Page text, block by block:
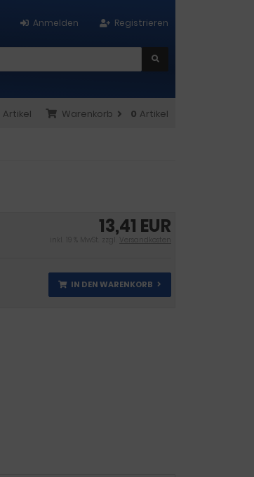
Registrieren
Anmelden
Warenkorb 0 Artikel
Artikel
13,41 EUR
inkl. 19 % MwSt. zzgl. Versandkosten
IN DEN WARENKORB